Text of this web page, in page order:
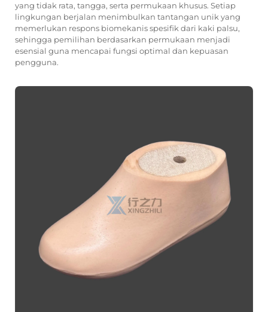
yang tidak rata, tangga, serta permukaan khusus. Setiap
lingkungan berjalan menimbulkan tantangan unik yang
memerlukan respons biomekanis spesifik dari kaki palsu,
sehingga pemilihan berdasarkan permukaan menjadi
esensial guna mencapai fungsi optimal dan kepuasan
pengguna.